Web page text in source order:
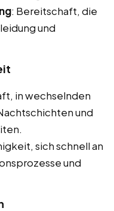
: Bereitschaft, die
und
in wechselnden
und
sich schnell an
und